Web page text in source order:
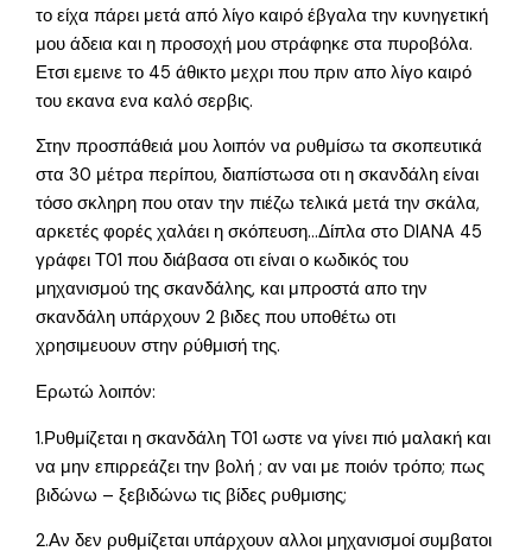
το είχα πάρει μετά από λίγο καιρό έβγαλα την κυνηγετική
μου άδεια και η προσοχή μου στράφηκε στα πυροβόλα.
Ετσι εμεινε το 45 άθικτο μεχρι που πριν απο λίγο καιρό
του εκανα ενα καλό σερβις.
Στην προσπάθειά μου λοιπόν να ρυθμίσω τα σκοπευτικά
στα 30 μέτρα περίπου, διαπίστωσα οτι η σκανδάλη είναι
τόσο σκληρη που οταν την πιέζω τελικά μετά την σκάλα,
αρκετές φορές χαλάει η σκόπευση…Δίπλα στo DIANA 45
γράφει Τ01 που διάβασα οτι είναι ο κωδικός του
μηχανισμού της σκανδάλης, και μπροστά απο την
σκανδάλη υπάρχουν 2 βιδες που υποθέτω οτι
χρησιμευουν στην ρύθμισή της.
Ερωτώ λοιπόν:
1.Ρυθμίζεται η σκανδάλη Τ01 ωστε να γίνει πιό μαλακή και
να μην επιρρεάζει την βολή ; αν ναι με ποιόν τρόπο; πως
βιδώνω – ξεβιδώνω τις βίδες ρυθμισης;
2.Αν δεν ρυθμίζεται υπάρχουν αλλοι μηχανισμοί συμβατοι